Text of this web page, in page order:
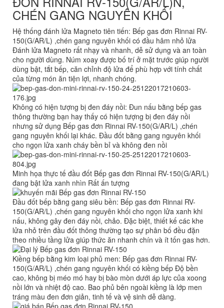
CHÉN GANG NGUYÊN KHỐI
Hệ thống đánh lửa Magneto tiên tiến: Bếp gas đơn Rinnai RV-
150(G/AR/L) ,chén gang nguyên khối có đầu hâm nhỏ lửa
Đánh lửa Magneto rất nhạy và nhanh, dễ sử dụng và an toàn
cho người dùng. Núm xoay được bố trí ở mặt trước giúp người
dùng bật, tắt bếp, căn chỉnh độ lửa để phù hợp với tính chất
của từng món ăn tiện lợi, nhanh chóng.
Không có hiện tượng bị đen đáy nồi: Đun nấu bằng bếp gas
thông thường bạn hay thấy có hiện tượng bị đen đáy nồi
nhưng sử dụng Bếp gas đơn Rinnai RV-150(G/AR/L) ,chén
gang nguyên khối lại khác. Đầu đốt bằng gang nguyên khối
cho ngọn lửa xanh cháy bền bỉ và không đen nồi
Minh họa thực tế đầu đốt Bếp gas đơn Rinnai RV-150(G/AR/L)
đang bật lửa xanh nhìn Rất ấn tượng
Đầu đốt bếp bằng gang siêu bền: Bếp gas đơn Rinnai RV-
150(G/AR/L) ,chén gang nguyên khối cho ngọn lửa xanh khi
nấu, không gây đen đáy nồi, chảo. Đặc biệt, thiết kế các khe
lửa nhỏ trên đầu đốt thông thường tạo sự phân bố đều đặn
theo nhiều tầng lửa giúp thức ăn nhanh chín và ít tốn gas hơn.
Kiềng bếp bằng kim loại phủ men: Bếp gas đơn Rinnai RV-
150(G/AR/L) ,chén gang nguyên khối có kiềng bếp Độ bền
cao, không bị méo mó hay bị bào mòn dưới áp lực của xoong
nồi lớn và nhiệt độ cao. Bao phủ bên ngoài kiềng là lớp men
tráng màu đen đơn giản, tinh tế và vệ sinh dễ dàng.